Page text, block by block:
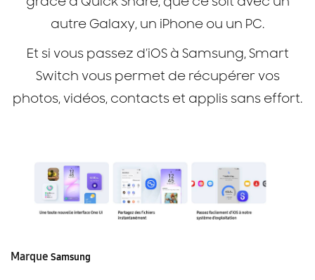
autre Galaxy, un iPhone ou un PC.
Et si vous passez d’iOS à Samsung, Smart
Switch vous permet de récupérer vos
photos, vidéos, contacts et applis sans effort.
Marque Samsung